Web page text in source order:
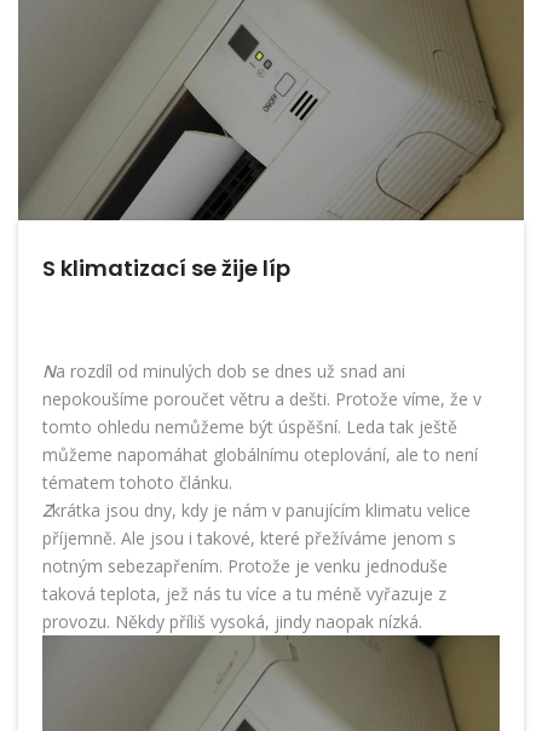
S klimatizací se žije líp
Na rozdíl od minulých dob se dnes už snad ani
nepokoušíme poroučet větru a dešti. Protože víme, že v
tomto ohledu nemůžeme být úspěšní. Leda tak ještě
můžeme napomáhat globálnímu oteplování, ale to není
tématem tohoto článku.
Zkrátka jsou dny, kdy je nám v panujícím klimatu velice
příjemně. Ale jsou i takové, které přežíváme jenom s
notným sebezapřením. Protože je venku jednoduše
taková teplota, jež nás tu více a tu méně vyřazuje z
provozu. Někdy příliš vysoká, jindy naopak nízká.